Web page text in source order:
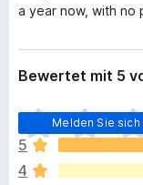
a year now, with no
Bewertet mit 5
Melden Sie
E
s
l
i
5
4